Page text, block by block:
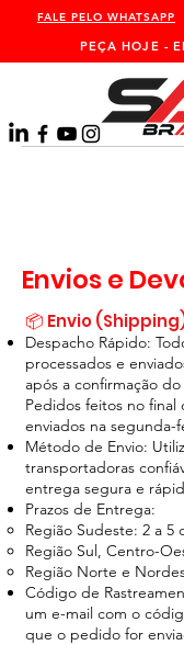
FALE PELO WHATSAPP
PEÇA HOJE -
Envios e
📦 Envio
Despacho Rápido:
processados e
após a confirmação
Pedidos feitos no final
enviados na segunda-
Método de Envio:
transportadoras
entrega segura e
Prazos de Entrega:
Região Sudeste: 2 a 5
Região Sul, Centro-
Região Norte e
Código de
um e-mail com o
que o pedido for